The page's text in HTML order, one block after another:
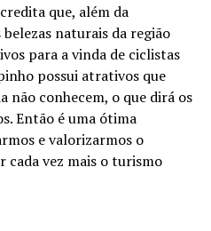
que, além da
naturais da região
para a vinda de ciclistas
possui atrativos que
não conhecem, o que dirá os
Então é uma ótima
e valorizarmos o
cada vez mais o turismo